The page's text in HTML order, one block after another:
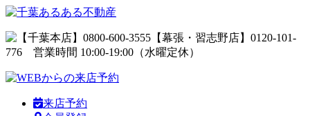
来店予約